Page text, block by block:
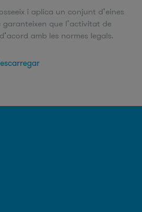
i aplica un conjunt d’eines
que l’activitat de
amb les normes legals.